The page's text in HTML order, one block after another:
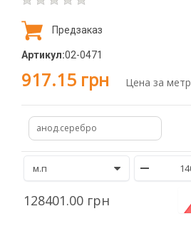
Предзаказ
Артикул:02-0471
917.15 грн Цена за метр
анод.серебро
128401.00 грн